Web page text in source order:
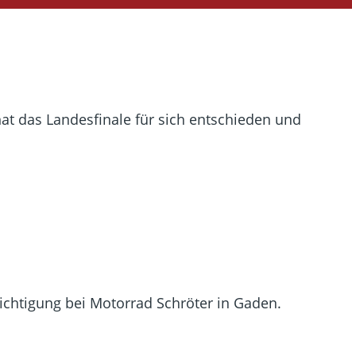
das Landesfinale für sich entschieden und
bei Motorrad Schröter in Gaden.